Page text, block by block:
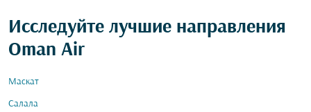
Исследуйте лучшие направления
Oman Air
Маскат
Салала